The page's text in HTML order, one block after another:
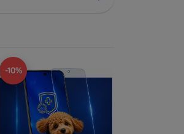
-10%